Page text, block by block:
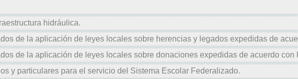
hidráulica.
de la aplicación de leyes locales sobre herencias y legados expedidas de
de la aplicación de leyes locales sobre donaciones expedidas de acuerdo con
y particulares para el servicio del Sistema Escolar Federalizado.